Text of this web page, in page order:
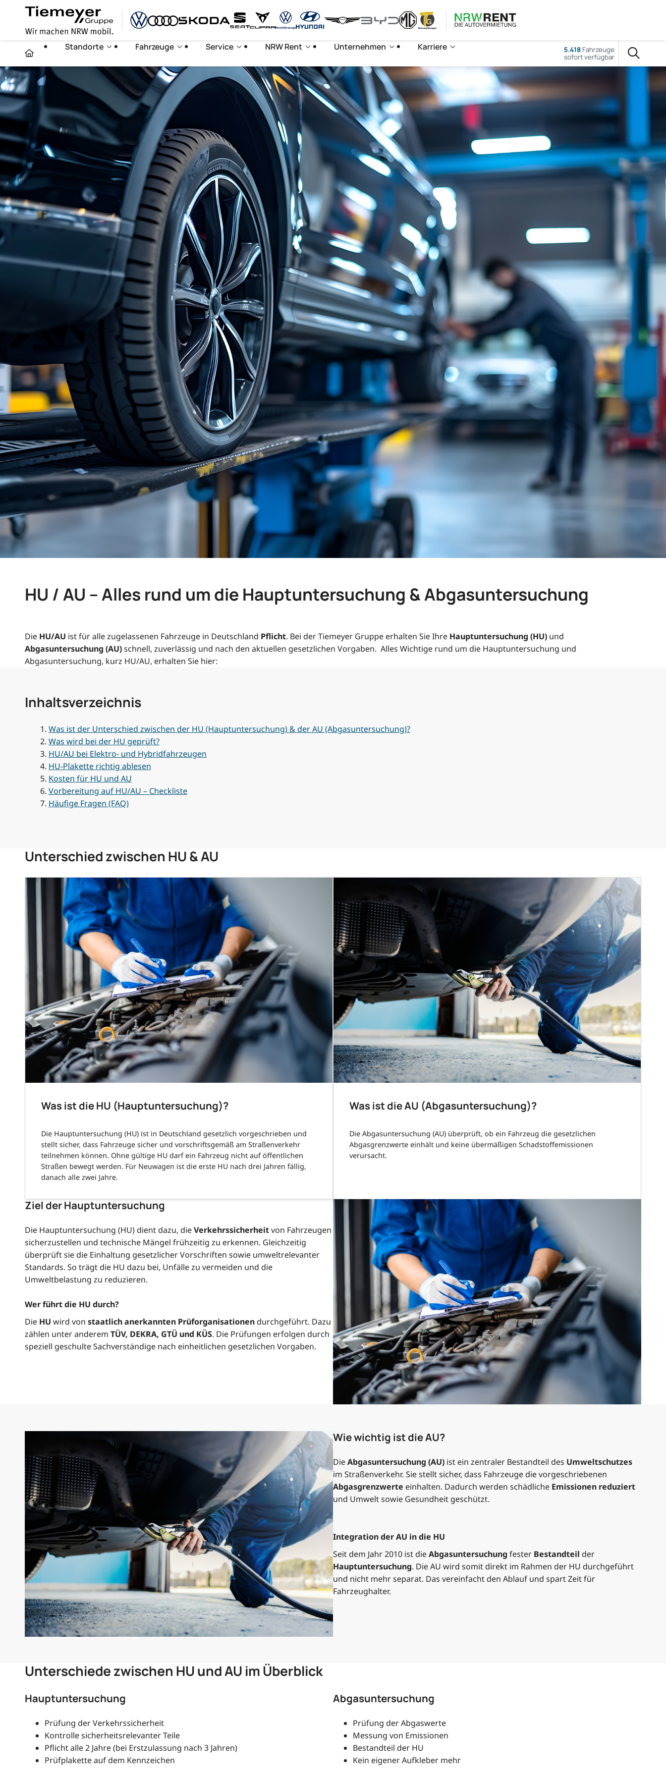
Standorte Fahrzeuge Service NRW Rent Unternehmen Karriere 5.418Fahrzeuge
sofort verfügbar
HU / AU – Alles rund um die Hauptuntersuchung & Abgasuntersuchung
Die HU/AU ist für alle zugelassenen Fahrzeuge in Deutschland Pflicht. Bei der Tiemeyer Gruppe erhalten Sie Ihre Hauptuntersuchung (HU)und
Abgasuntersuchung (AU)schnell, zuverlässig und nach den aktuellen gesetzlichen Vorgaben. Alles Wichtige rund um die Hauptuntersuchung und
Abgasuntersuchung, kurz HU/AU, erhalten Sie hier:
Inhaltsverzeichnis
Was ist der Unterschied zwischen der HU (Hauptuntersuchung) & der AU (Abgasuntersuchung)?
Was wird bei der HU geprüft?
HU/AU bei Elektro- und Hybridfahrzeugen
HU-Plakette richtig ablesen
Kosten für HU und AU
Vorbereitung auf HU/AU – Checkliste
Häufige Fragen (FAQ)
Unterschied zwischen HU & AU
Was ist die HU (Hauptuntersuchung)?
Die Hauptuntersuchung (HU) ist in Deutschland gesetzlich vorgeschrieben und
stellt sicher, dass Fahrzeuge sicher und vorschriftsgemäß am Straßenverkehr
teilnehmen können. Ohne gültige HU darf ein Fahrzeug nicht auf öffentlichen
Straßen bewegt werden. Für Neuwagen ist die erste HU nach drei Jahren fällig,
danach alle zwei Jahre.
Was ist die AU (Abgasuntersuchung)?
Die Abgasuntersuchung (AU) überprüft, ob ein Fahrzeug die gesetzlichen
Abgasgrenzwerte einhält und keine übermäßigen Schadstoffemissionen
verursacht.
Ziel der Hauptuntersuchung
Die Hauptuntersuchung (HU) dient dazu, dieVerkehrssicherheitvon Fahrzeugen
sicherzustellen und technische Mängel frühzeitig zu erkennen. Gleichzeitig
überprüft sie die Einhaltung gesetzlicher Vorschriften sowie umweltrelevanter
Standards. So trägt die HU dazu bei, Unfälle zu vermeiden und die
Umweltbelastung zu reduzieren.
Wer führt die HU durch?
Die HU wird von staatlich anerkannten Prüforganisationendurchgeführt. Dazu
zählen unter anderem TÜV, DEKRA, GTÜ und KÜS. Die Prüfungen erfolgen durch
speziell geschulte Sachverständige nach einheitlichen gesetzlichen Vorgaben.
Wie wichtig ist die AU?
DieAbgasuntersuchung (AU) ist ein zentraler Bestandteil des Umweltschutzes
im Straßenverkehr. Sie stellt sicher, dass Fahrzeuge die vorgeschriebenen
Abgasgrenzwerte einhalten. Dadurch werden schädliche Emissionen reduziert
und Umwelt sowie Gesundheit geschützt.
Integration der AU in die HU
Seit dem Jahr 2010 ist dieAbgasuntersuchung fester Bestandteil der
Hauptuntersuchung. Die AU wird somit direkt im Rahmen der HU durchgeführt
und nicht mehr separat. Das vereinfacht den Ablauf und spart Zeit für
Fahrzeughalter.
Unterschiede zwischen HU und AU im Überblick
Hauptuntersuchung
Prüfung der Verkehrssicherheit
Kontrolle sicherheitsrelevanter Teile
Pflicht alle 2 Jahre (bei Erstzulassung nach 3 Jahren)
Prüfplakette auf dem Kennzeichen
Abgasuntersuchung
Prüfung der Abgaswerte
Messung von Emissionen
Bestandteil der HU
Kein eigener Aufkleber mehr